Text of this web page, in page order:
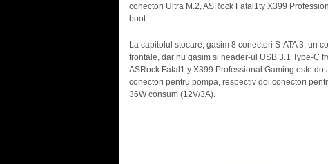
conectori Ultra M.2, ASRock Fatal1ty X399
boot.
La capitolul stocare, gasim 8 conectori S-ATA 3, un
frontale, dar nu gasim si header-ul USB 3.1 Type-C
ASRock Fatal1ty X399 Professional Gaming este
conectori pentru pompa, respectiv doi conectori
36W consum (12V/3A).